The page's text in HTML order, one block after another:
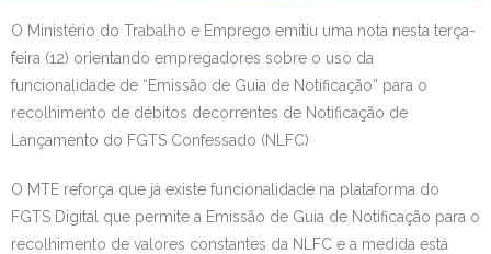
O Ministério do Trabalho e Emprego emitiu uma nota nesta terça-
feira (12) orientando empregadores sobre o uso da
funcionalidade de “Emissão de Guia de Notificação” para o
recolhimento de débitos decorrentes de Notificação de
Lançamento do FGTS Confessado (NLFC)
O MTE reforça que já existe funcionalidade na plataforma do
FGTS Digital que permite a Emissão de Guia de Notificação para o
recolhimento de valores constantes da NLFC e a medida está